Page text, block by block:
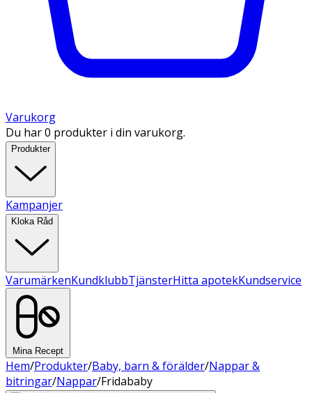
Varukorg
Du har 0 produkter i din varukorg.
Produkter
Kampanjer
Kloka Råd
VarumärkenKundklubbTjänsterHitta apotekKundservice
Mina Recept
Hem/Produkter/Baby, barn & förälder/Nappar &
bitringar/Nappar/Fridababy